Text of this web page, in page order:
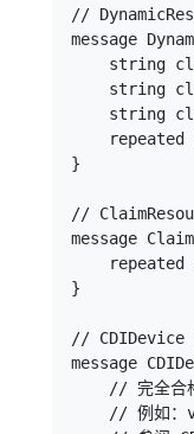
//
message
string
string
string
repeated
}
//
message
repeated
}
// CDIDevice
message
// 完全合
// 例如